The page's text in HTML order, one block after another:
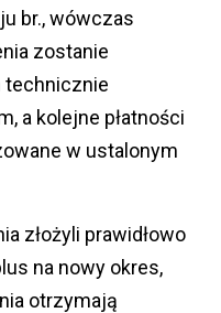
br., wówczas
zostanie
technicznie
a kolejne płatności
w ustalonym
złożyli prawidłowo
na nowy okres,
otrzymają